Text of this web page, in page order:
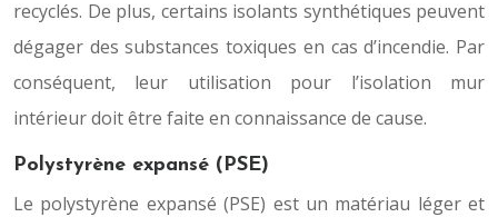
recyclés. De plus, certains isolants synthétiques peuvent
dégager des substances toxiques en cas d’incendie. Par
conséquent, leur utilisation pour l’isolation mur
intérieur doit être faite en connaissance de cause.
Polystyrène expansé (PSE)
Le polystyrène expansé (PSE) est un matériau léger et